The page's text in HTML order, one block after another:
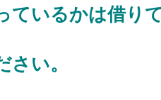
ているかは借り
さい。